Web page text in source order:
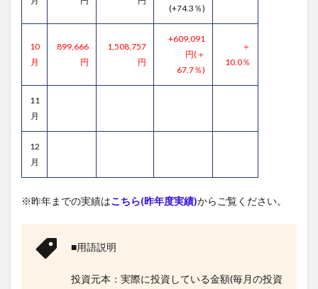
(+74.3％)
10
月
899,666
円
1,508,757
円
+609,091
円(＋
67.7％)
＋
10.0％
11
月
12
月
※昨年までの実績はこちら(昨年度実績)からご覧ください。
■用語説明
投資元本：実際に投資している金額(毎月の投資